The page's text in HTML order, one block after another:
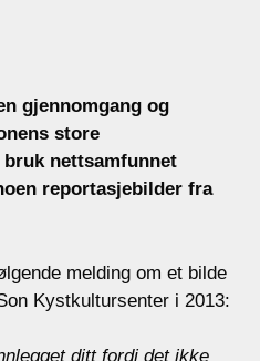
gjennomgang og
store
nettsamfunnet
reportasjebilder fra
melding om et bilde
Kystkultursenter i 2013:
ditt fordi det ikke